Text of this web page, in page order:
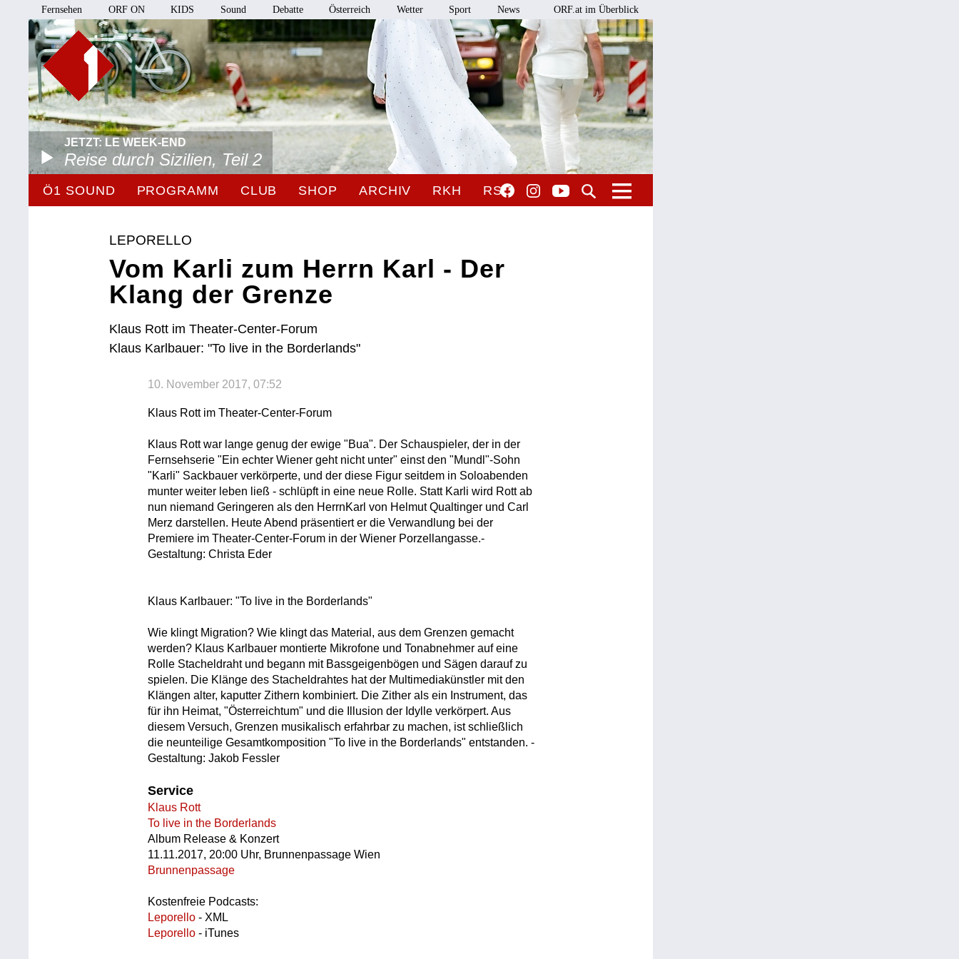
Fernsehen ORF ON KIDS Sound Debatte Österreich Wetter Sport News ORF.at im Überblick
JETZT: LE WEEK-END
Reise durch Sizilien, Teil 2
Ö1 SOUND PROGRAMM CLUB SHOP ARCHIV RKH RSO
LEPORELLO
Vom Karli zum Herrn Karl - Der
Klang der Grenze
Klaus Rott im Theater-Center-Forum
Klaus Karlbauer: "To live in the Borderlands"
10. November 2017, 07:52
Klaus Rott im Theater-Center-Forum
Klaus Rott war lange genug der ewige "Bua". Der Schauspieler, der in der
Fernsehserie "Ein echter Wiener geht nicht unter" einst den "Mundl"-Sohn
"Karli" Sackbauer verkörperte, und der diese Figur seitdem in Soloabenden
munter weiter leben ließ - schlüpft in eine neue Rolle. Statt Karli wird Rott ab
nun niemand Geringeren als den HerrnKarl von Helmut Qualtinger und Carl
Merz darstellen. Heute Abend präsentiert er die Verwandlung bei der
Premiere im Theater-Center-Forum in der Wiener Porzellangasse.-
Gestaltung: Christa Eder
Klaus Karlbauer: "To live in the Borderlands"
Wie klingt Migration? Wie klingt das Material, aus dem Grenzen gemacht
werden? Klaus Karlbauer montierte Mikrofone und Tonabnehmer auf eine
Rolle Stacheldraht und begann mit Bassgeigenbögen und Sägen darauf zu
spielen. Die Klänge des Stacheldrahtes hat der Multimediakünstler mit den
Klängen alter, kaputter Zithern kombiniert. Die Zither als ein Instrument, das
für ihn Heimat, "Österreichtum" und die Illusion der Idylle verkörpert. Aus
diesem Versuch, Grenzen musikalisch erfahrbar zu machen, ist schließlich
die neunteilige Gesamtkomposition "To live in the Borderlands" entstanden. -
Gestaltung: Jakob Fessler
Service
Klaus Rott
To live in the Borderlands
Album Release & Konzert
11.11.2017, 20:00 Uhr, Brunnenpassage Wien
Brunnenpassage
Kostenfreie Podcasts:
Leporello - XML
Leporello - iTunes